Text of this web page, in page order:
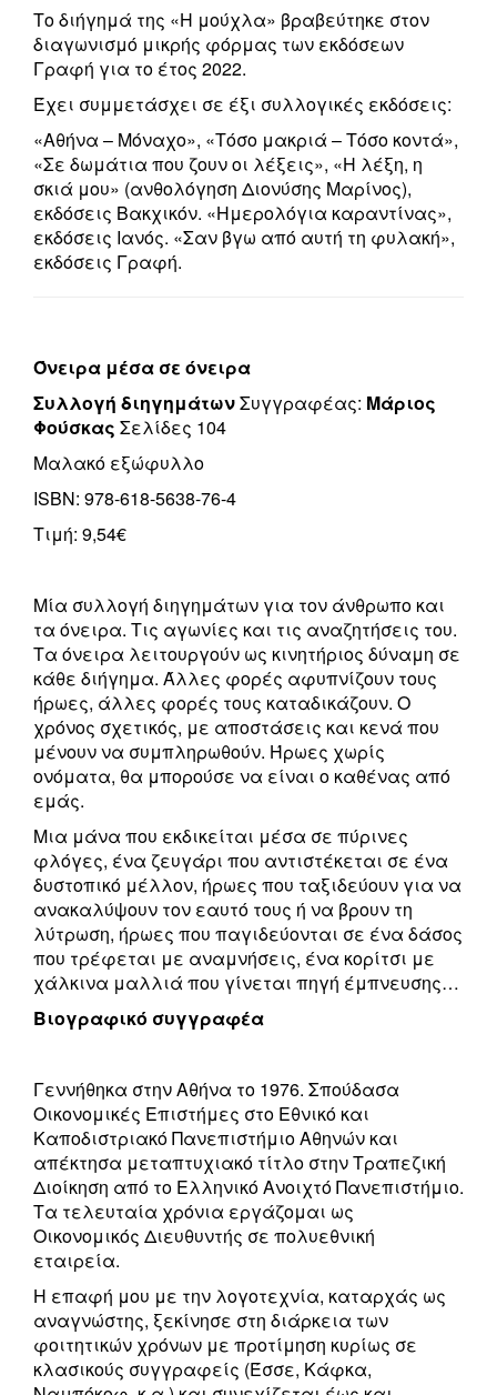
Το διήγημά της «Η μούχλα» βραβεύτηκε στον
διαγωνισμό μικρής φόρμας των εκδόσεων
Γραφή για το έτος 2022.
Έχει συμμετάσχει σε έξι συλλογικές εκδόσεις:
«Αθήνα – Μόναχο», «Τόσο μακριά – Τόσο κοντά»,
«Σε δωμάτια που ζουν οι λέξεις», «Η λέξη, η
σκιά μου» (ανθολόγηση Διονύσης Μαρίνος),
εκδόσεις Βακχικόν. «Ημερολόγια καραντίνας»,
εκδόσεις Ιανός. «Σαν βγω από αυτή τη φυλακή»,
εκδόσεις Γραφή.
Όνειρα μέσα σε όνειρα
Συλλογή διηγημάτωνΣυγγραφέας: Μάριος
Φούσκας Σελίδες 104
Μαλακό εξώφυλλο
ISBN: 978-618-5638-76-4
Τιμή: 9,54€
Μία συλλογή διηγημάτων για τον άνθρωπο και
τα όνειρα. Τις αγωνίες και τις αναζητήσεις του.
Τα όνειρα λειτουργούν ως κινητήριος δύναμη σε
κάθε διήγημα. Άλλες φορές αφυπνίζουν τους
ήρωες, άλλες φορές τους καταδικάζουν. Ο
χρόνος σχετικός, με αποστάσεις και κενά που
μένουν να συμπληρωθούν. Ήρωες χωρίς
ονόματα, θα μπορούσε να είναι ο καθένας από
εμάς.
Μια μάνα που εκδικείται μέσα σε πύρινες
φλόγες, ένα ζευγάρι που αντιστέκεται σε ένα
δυστοπικό μέλλον, ήρωες που ταξιδεύουν για να
ανακαλύψουν τον εαυτό τους ή να βρουν τη
λύτρωση, ήρωες που παγιδεύονται σε ένα δάσος
που τρέφεται με αναμνήσεις, ένα κορίτσι με
χάλκινα μαλλιά που γίνεται πηγή έμπνευσης…
Βιογραφικό συγγραφέα
Γεννήθηκα στην Αθήνα το 1976. Σπούδασα
Οικονομικές Επιστήμες στο Εθνικό και
Καποδιστριακό Πανεπιστήμιο Αθηνών και
απέκτησα μεταπτυχιακό τίτλο στην Τραπεζική
Διοίκηση από το Ελληνικό Ανοιχτό Πανεπιστήμιο.
Τα τελευταία χρόνια εργάζομαι ως
Οικονομικός Διευθυντής σε πολυεθνική
εταιρεία.
Η επαφή μου με την λογοτεχνία, καταρχάς ως
αναγνώστης, ξεκίνησε στη διάρκεια των
φοιτητικών χρόνων με προτίμηση κυρίως σε
κλασικούς συγγραφείς (Έσσε, Κάφκα,